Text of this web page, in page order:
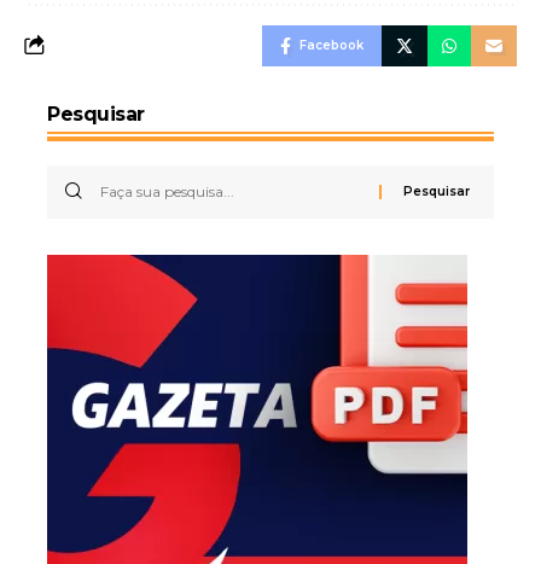
Facebook
Pesquisar